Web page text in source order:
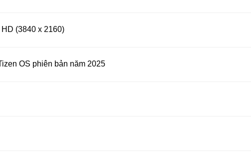
(3840 x 2160)
OS phiên bản năm 2025